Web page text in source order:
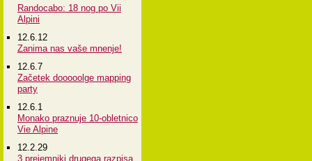
Randocabo: 18 nog po Vii
Alpini
12.6.12
Zanima nas vaše mnenje!
12.6.7
Začetek dooooolge mapping
party
12.6.1
Monako praznuje 10-obletnico
Vie Alpine
12.2.29
3 prejemniki drugega razpisa